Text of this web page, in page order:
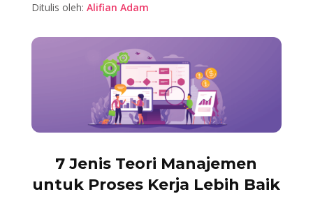
Ditulis oleh: Alifian Adam
7 Jenis Teori Manajemen
untuk Proses Kerja Lebih Baik